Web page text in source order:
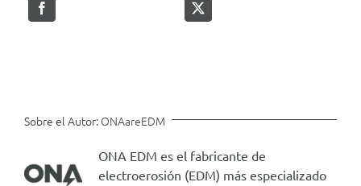
Sobre el Autor: ONAareEDM
ONA EDM es el fabricante de
electroerosión (EDM) más especializado